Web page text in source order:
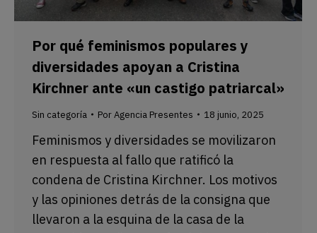
ES EN
Por qué feminismos populares y
diversidades apoyan a Cristina
Kirchner ante «un castigo patriarcal»
Sin categoría PorAgencia Presentes 18 junio, 2025
Feminismos y diversidades se movilizaron
en respuesta al fallo que ratificó la
condena de Cristina Kirchner. Los motivos
y las opiniones detrás de la consigna que
llevaron a la esquina de la casa de la